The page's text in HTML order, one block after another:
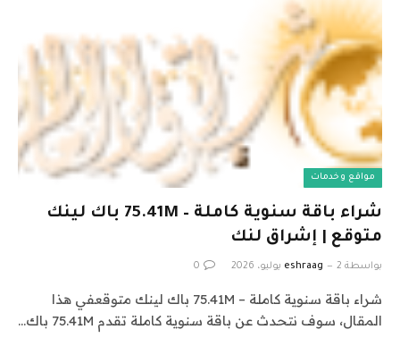
مواقع وخدمات
شراء باقة سنوية كاملة – 75.41M باك لينك
متوقع | إشراق لنك
بواسطة eshraag 2 يوليو، 2026 0
شراء باقة سنوية كاملة – 75.41M باك لينك متوقعفي هذا
المقال، سوف نتحدث عن باقة سنوية كاملة تقدم 75.41M باك…